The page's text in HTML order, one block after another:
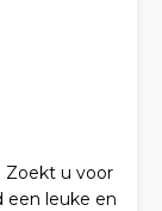
Zoekt u voor
een leuke en